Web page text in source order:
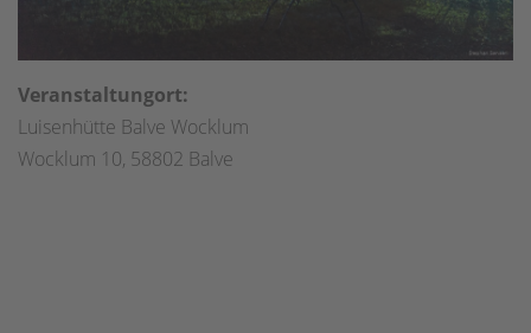
Veranstaltungort:
Luisenhütte Balve Wocklum
Wocklum 10, 58802 Balve